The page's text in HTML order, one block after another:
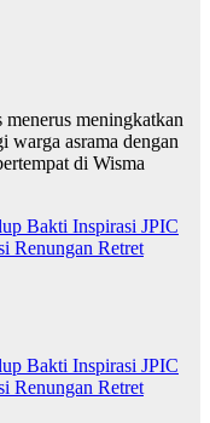
meningkatkan
warga asrama dengan
di Wisma
Bakti Inspirasi JPIC
Renungan Retret
Bakti Inspirasi JPIC
Renungan Retret